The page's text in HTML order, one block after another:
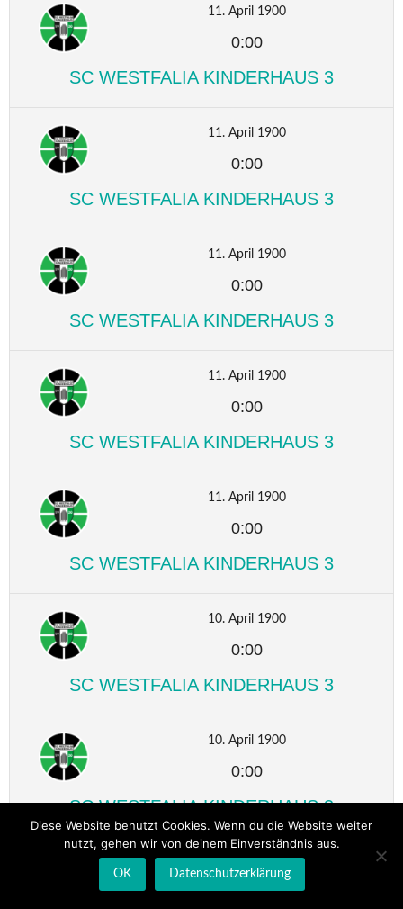
11. April 1900
0:00
SC WESTFALIA KINDERHAUS 3
11. April 1900
0:00
SC WESTFALIA KINDERHAUS 3
11. April 1900
0:00
SC WESTFALIA KINDERHAUS 3
11. April 1900
0:00
SC WESTFALIA KINDERHAUS 3
11. April 1900
0:00
SC WESTFALIA KINDERHAUS 3
10. April 1900
0:00
SC WESTFALIA KINDERHAUS 3
10. April 1900
0:00
SC WESTFALIA KINDERHAUS 3
10. April 1900
0:00
Diese Website benutzt Cookies. Wenn du die Website weiter
nutzt, gehen wir von deinem Einverständnis aus.
OK Datenschutzerklärung